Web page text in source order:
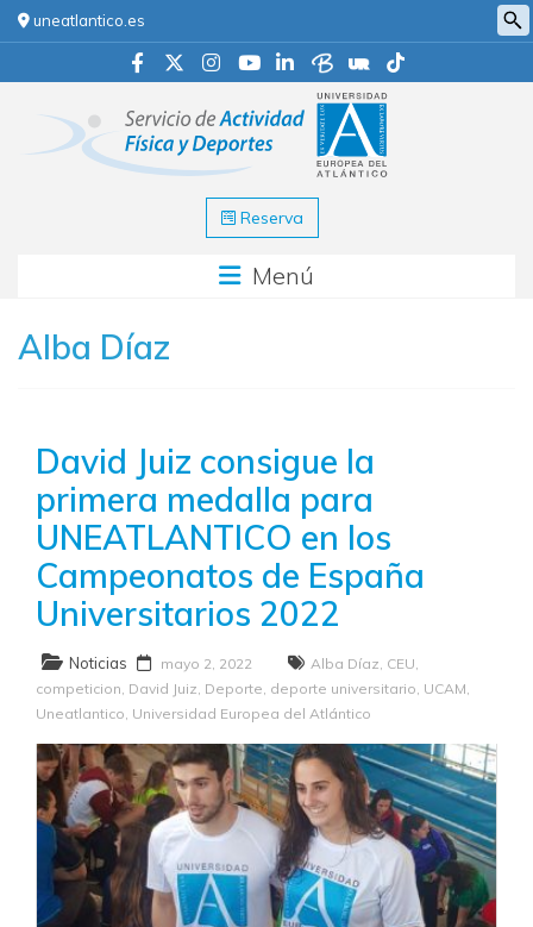
uneatlantico.es
Reserva
Menú
Alba Díaz
David Juiz consigue la
primera medalla para
UNEATLANTICO en los
Campeonatos de España
Universitarios 2022
Noticias mayo 2, 2022 Alba Díaz CEU
competicion David Juiz Deporte deporte universitario UCAM
Uneatlantico Universidad Europea del Atlántico